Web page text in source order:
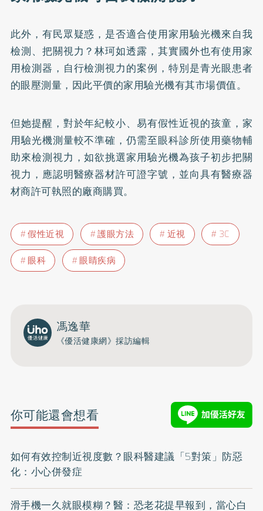
此外，有民眾疑惑，是否適合使用家用驗光機來自我
檢測、把關視力？林珂如透露，其實國外也有使用家
用檢測器，自行檢測視力的案例，特別是青光眼患者
的眼壓測量，因此平價的家用驗光機有其市場價值。
但她提醒，對於年紀較小、易有假性近視的孩童，家
用驗光機測量較不準確，仍需至眼科診所使用藥物輔
助來檢測視力，如欲挑選家用驗光機為孩子初步把關
視力，應認明醫療器材許可證字號，並向具有醫療器
材商許可執照的廠商購買。
假性近視 護眼方法 近視
3C
眼科
眼睛疾病
馮逸華
《優活健康網》採訪編輯
你可能還會想看
如何有效控制近視度數？眼科醫建議「5對策」防惡
化：小心併發症
滑手機一久就眼模糊？醫：恐老花提早報到，當心白